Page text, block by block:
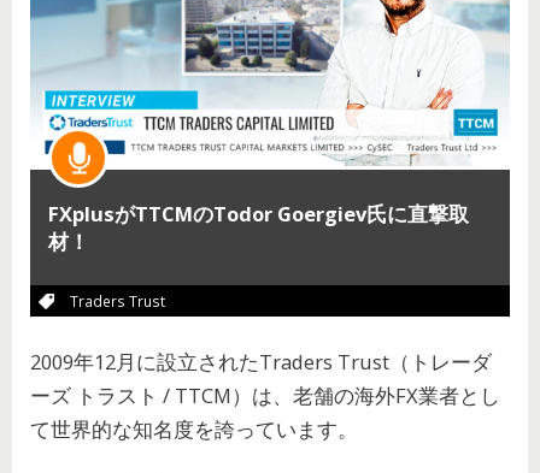
FXplusがTTCMのTodor Goergiev氏に直撃取
材！
Traders Trust
2009年12月に設立されたTraders Trust（トレーダ
ーズ トラスト / TTCM）は、老舗の海外FX業者とし
て世界的な知名度を誇っています。